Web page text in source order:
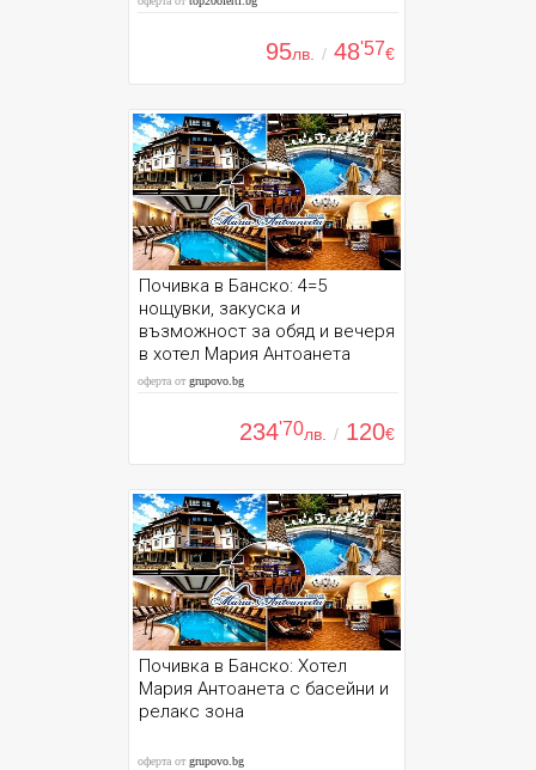
95лв. / 48'57€
Почивка в Банско: 4=5
нощувки, закуска и
възможност за обяд и вечеря
в хотел Мария Антоанета
оферта отgrupovo.bg
234'70лв. / 120€
Почивка в Банско: Хотел
Мария Антоанета с басейни и
релакс зона
оферта отgrupovo.bg